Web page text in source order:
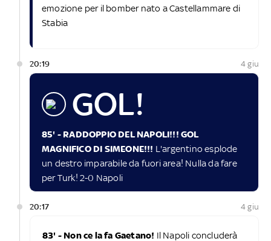
emozione per il bomber nato a Castellammare di
Stabia
20:19 4 giu
GOL!
85' - RADDOPPIO DEL NAPOLI!!! GOL
MAGNIFICO DI SIMEONE!!! L'argentino esplode
un destro imparabile da fuori area! Nulla da fare
per Turk! 2-0 Napoli
20:17 4 giu
83' - Non ce la fa Gaetano! Il Napoli concluderà